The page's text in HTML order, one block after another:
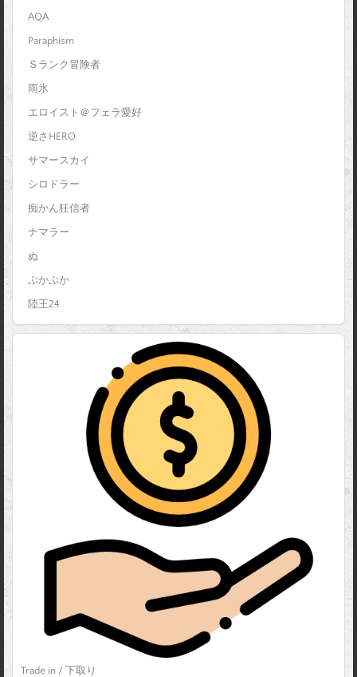
AQA
Paraphism
Ｓランク冒険者
雨氷
エロイスト＠フェラ愛好
逆さHERO
サマースカイ
シロドラー
痴かん狂信者
ナマラー
ぬ
ぷかぷか
陸王24
Trade in / 下取り